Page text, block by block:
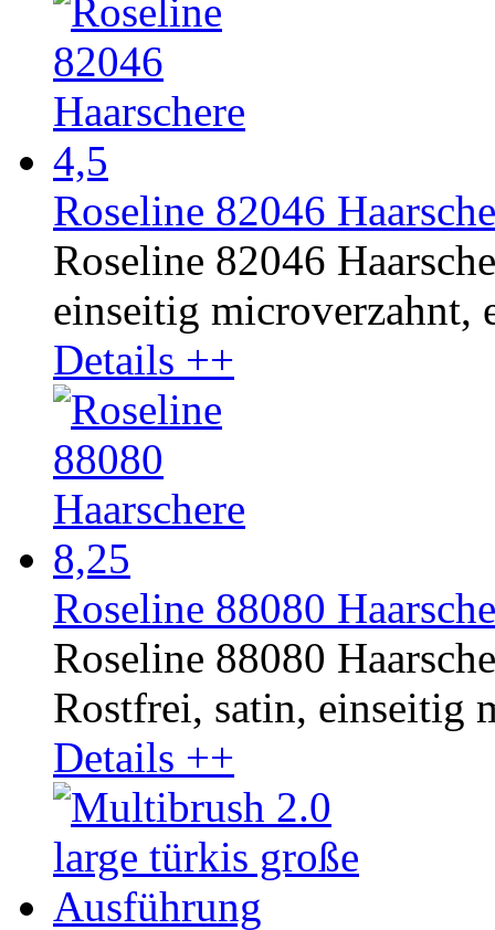
Roseline 82046
Roseline 82046
einseitig microverzahnt,
Details ++
Roseline 88080
Roseline 88080
Rostfrei, satin, einseitig
Details ++